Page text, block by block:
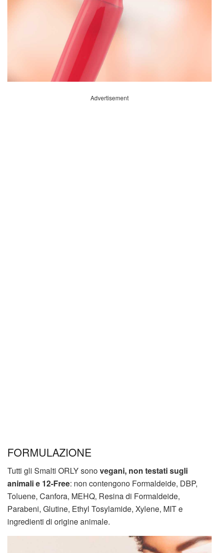
Advertisement
FORMULAZIONE
Tutti gli Smalti ORLY sonovegani, non testati sugli
animali e 12-Free: non contengono Formaldeide, DBP,
Toluene, Canfora, MEHQ, Resina di Formaldeide,
Parabeni, Glutine, Ethyl Tosylamide, Xylene, MIT e
ingredienti di origine animale.